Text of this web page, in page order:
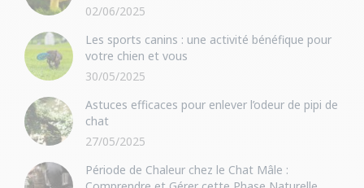
02/06/2025
Les sports canins : une activité bénéfique pour
votre chien et vous
30/05/2025
Astuces efficaces pour enlever l’odeur de pipi de
chat
27/05/2025
Période de Chaleur chez le Chat Mâle :